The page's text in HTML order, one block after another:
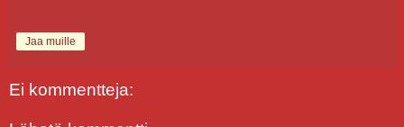
Jaa muille
Ei kommentteja: